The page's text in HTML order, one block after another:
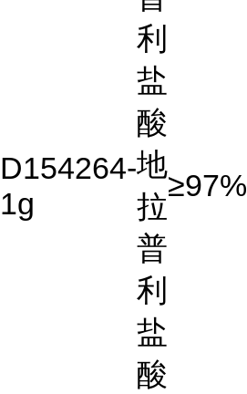
利
D154264-
1g
盐
酸
地
拉
普
利
≥97%
盐
酸